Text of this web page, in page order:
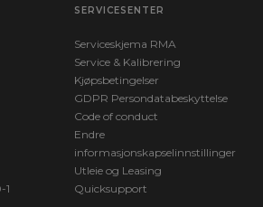
1
SERVICESENTER
Serviceskjema RMA
Service & Kalibrering
Kjøpsbetingelser
GDPR Persondatabeskyttelse
Code of conduct
Endre
informasjonskapselinnstillinger
Utleie og Leasing
Quicksupport